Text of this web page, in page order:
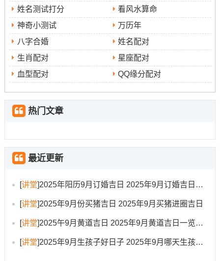
喜神:西北（利于签订装修合同）
吉时:9:00-10:59（辛巳时神清气爽,诸事可行）
公历：2025年9月17日星期三
◆ 农历：乙巳年七月二十六日
◆天干地支:乙巳年甲申月己丑日
◆冲煞：冲羊（未）| 岁破方位：东
姓名测试打分
看风水算命
神奇小测试
万历年
八字合婚
姓名配对
生肖配对
星座配对
血型配对
QQ缘分配对
热门文章
最近更新
[讲堂]2025年阳历9月订婚吉日 2025年9月订婚吉日有哪几天
[讲堂]2025年9月份买猪吉日 2025年9月买猪进圈吉日
[讲堂]2025午9月黄道吉日 2025年9月黄道吉日一览表大全
[讲堂]2025年9月生孩子好日子 2025年9月哪天生孩子比较好